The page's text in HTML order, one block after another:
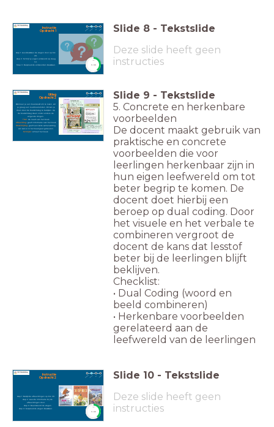
Instructie
Opdracht 1
stap 1: Lees klassikaal de vragen door op blz.
28.
stap 2: Schrijf je eigen antwoord op vraag
1-3.
Stap 3: Bespreek de antwoorden klassikaal.
5:00
Slide 8 - Tekstslide
Deze slide heeft geen
instructies
Uitleg
Opdracht 2
Wanneer je een boek zoekt om te lezen, wil
je graag een leuk boek vinden. Dit kun je
doen door de boekomslag te bekijken. Op
de boekomslag staan onder andere de
volgende dingen.
Titel: de naam van het boek.
Afbeelding: geeft informatie over het boek.
Omschrijving:geeft een korte samenvatting
van wat er in het boek gaat gebeuren.
Schrijver:schreef het boek.
Slide 9 - Tekstslide
5. Concrete en herkenbare
voorbeelden
De docent maakt gebruik van
praktische en concrete
voorbeelden die voor
leerlingen herkenbaar zijn in
hun eigen leefwereld om tot
beter begrip te komen. De
docent doet hierbij een
beroep op dual coding. Door
het visuele en het verbale te
combineren vergroot de
docent de kans dat lesstof
beter bij de leerlingen blijft
beklijven.
Checklist:
• Dual Coding (woord en
beeld combineren)
• Herkenbare voorbeelden
gerelateerd aan de
leefwereld van de leerlingen
Instructie
Opdracht 2
stap 1: Bekijk de afbeeldingen op blz. 30.
stap 2: Lees de informatie bij de
afbeeldingen door.
stap 3: Beantwoord de vragen
stap 4: bespreek de vragen klassikaal.
5:00
Slide 10 - Tekstslide
Deze slide heeft geen
instructies